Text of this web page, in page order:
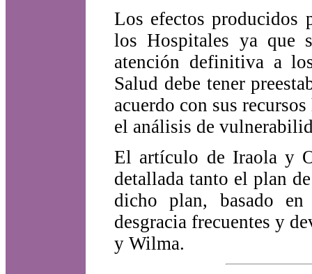
Los efectos producidos
los Hospitales ya que
atención definitiva a
Salud debe tener
acuerdo con sus
el análisis de
El artículo de Iraola y
detallada tanto el plan
dicho plan, basado
desgracia frecuentes y
y Wilma.